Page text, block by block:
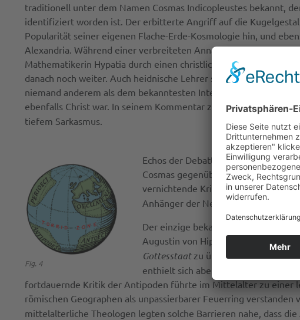
traditionell unter dem Namen Cosmas Indicopleustes bekannt,
identifiziert worden ist. Der erbitterte Angriff auf die
Popularität seiner eigenen Flache-Erde-Kosmologie hin, und
Alexandria. Während einer verbreiteten Annahme zufolge dort
Mathematikerin Hypatia durch einen christlichen Mob im Jahre
danach noch weiter. Auch heidnische Lehrer setzten ihre
niemand anderem als dem bekanntesten Intellektuellen der Zeit
ebenfalls Christ war. In seinem Kommentar zu Genesis 1 (De
tiefem Sarkasmus.
Fig. 4
Echos der Debatte sind uns in
Cosmas gegenüber kritisch
vernichtende Kritik darüber in seiner
Anhänger der Nestorianischen
Der einzige bekannte westliche,
Augustin von Hippo gelesen.
Gottesstaatzu überwinden. Augustin
enthielt sich aber jeglicher Kritik an
fortdauernde Kritik der Antipoden führte im Mittelalter zu einer
römischen Geographen als unpassierbarer Feuerring
mittelalterliche Theologen legten solche Barrieren nahe, dass